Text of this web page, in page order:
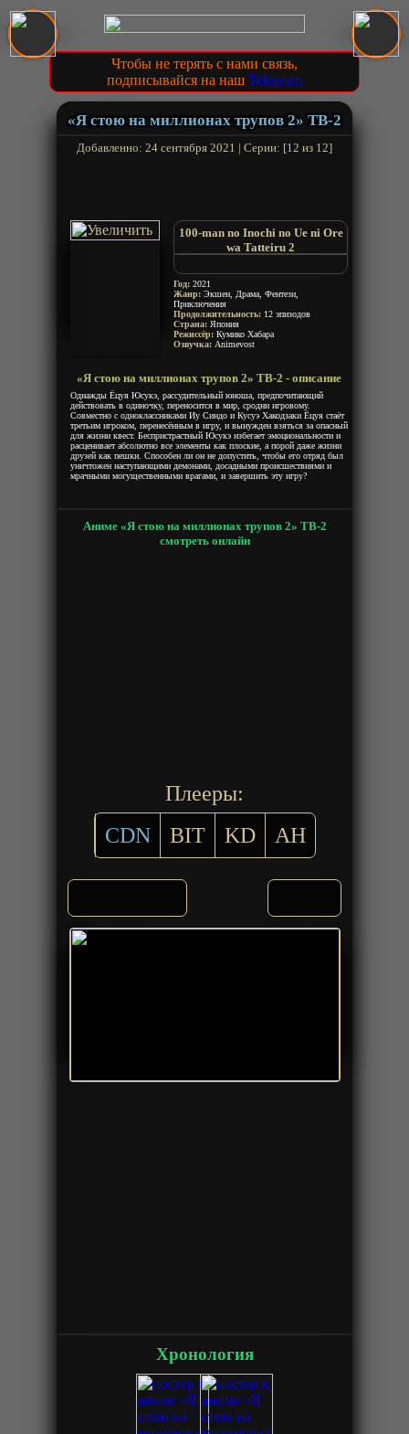
Чтобы не терять с нами связь,
подписывайся на наш Telegram
«Я стою на миллионах трупов 2» ТВ-2
Добавленно: 24 сентября 2021 | Серии: [12 из 12]
100-man no Inochi no Ue ni Ore
wa Tatteiru 2
Im standing on 1,000,000 lives 2
Im Standing on a Million Lives 2
Я стою на миллионе трупов 2
Год: 2021
Жанр: Экшен, Драма, Фентези,
Приключения
Продолжительность: 12 эпизодов
Страна: Япония
Режиссёр: Кумико Хабара
Озвучка: Animevost
«Я стою на миллионах трупов 2» ТВ-2 - описание
Однажды Ёцуя Юсукэ, рассудительный юноша, предпочитающий
действовать в одиночку, переносится в мир, сродни игровому.
Совместно с одноклассниками Иу Синдо и Кусуэ Хакодзаки Ёцуя стаёт
третьим игроком, перенесённым в игру, и вынужден взяться за опасный
для жизни квест. Беспристрастный Юсукэ избегает эмоциональности и
расценивает абсолютно все элементы как плоские, а порой даже жизни
друзей как пешки. Способен ли он не допустить, чтобы его отряд был
уничтожен наступающими демонами, досадными происшествиями и
мрачными могущественными врагами, и завершить эту игру?
Аниме «Я стою на миллионах трупов 2» ТВ-2
смотреть онлайн
Плееры:
CDN
BIT KD AH
Хронология